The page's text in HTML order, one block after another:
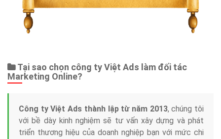
Tại sao chọn công ty Việt Ads làm đối tác
Marketing Online?
Công ty Việt Ads thành lập từ năm 2013, chúng tôi
với bề dày kinh nghiệm sẽ tư vấn xây dựng và phát
triển thương hiệu của doanh nghiệp bạn với mức chi